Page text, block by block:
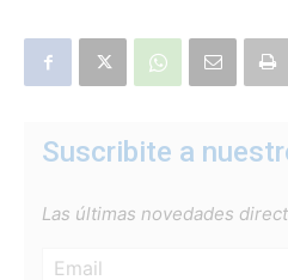
Suscribite a
Las últimas novedades